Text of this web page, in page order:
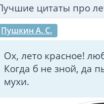
цитаты про
Пушкин А. С.
Ох, лето красное!
Когда б не зной, да
мухи.